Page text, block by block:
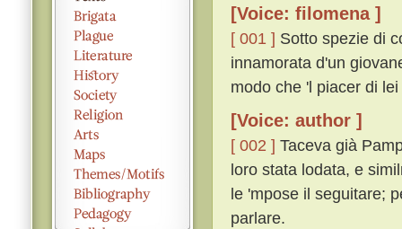
[Voice: filomena ]
[ 001 ] Sotto spezie di
innamorata d'un
modo che 'l piacer di
[Voice: author ]
[ 002 ] Taceva già
loro stata lodata, e
le 'mpose il seguitare;
parlare.